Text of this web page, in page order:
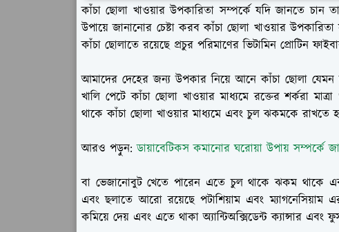
কাঁচা ছোলা খাওয়ার উপকারিতা সম্পর্কে যদি জানতে
উপায়ে জানানোর চেষ্টা করব কাঁচা ছোলা খাওয়ার
কাঁচা ছোলাতে রয়েছে প্রচুর পরিমাণের ভিটামিন প্রোটিন
আমাদের দেহের জন্য উপকার নিয়ে আনে কাঁচা ছোলা যেমন
খালি পেটে কাঁচা ছোলা খাওয়ার মাধ্যমে রক্তের শর্করা
থাকে কাঁচা ছোলা খাওয়ার মাধ্যমে এবং চুল ঝকমকে রাখতে
আরও পড়ুন:ডায়াবেটিকস কমানোর ঘরোয়া উপায় সম্পর্কে
বা ভেজানোবুট খেতে পারেন এতে চুল থাকে ঝকম থাকে
এবং ছলাতে আরো রয়েছে পটাশিয়াম এবং
কমিয়ে দেয় এবং এতে থাকা অ্যান্টিঅক্সিডেন্ট ক্যান্সার